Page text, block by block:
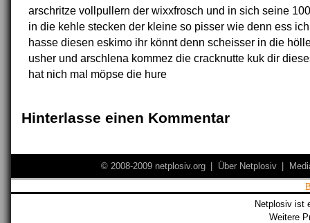
arschritze vollpullern der wixxfrosch und in sich seine
in die kehle stecken der kleine so pisser wie denn ess
hasse diesen eskimo ihr könnt denn scheisser in die
usher und arschlena kommez die cracknutte kuk dir
hat nich mal möpse die hure
Hinterlasse einen Kommentar
© 2008-2009 netplosiv.org Über Netplosiv
Netplosiv ist
Weitere